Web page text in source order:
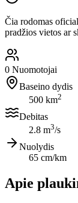
Čia rodomas
pradžios vietos ar
0 Nuomotojai
Baseino dydis
500 km2
Debitas
2.8 m3/s
Nuolydis
65 cm/km
Apie